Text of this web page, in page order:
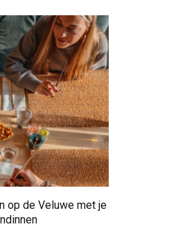
op de Veluwe met je